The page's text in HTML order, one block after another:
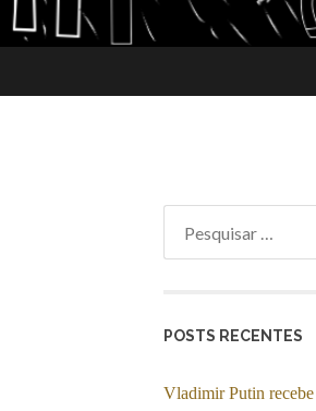
POSTS RECENTES
Vladimir Putin